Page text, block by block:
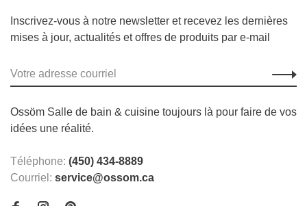
Inscrivez-vous à notre newsletter et recevez les dernières
mises à jour, actualités et offres de produits par e-mail
Ossöm Salle de bain & cuisine toujours là pour faire de vos
idées une réalité.
Téléphone: (450) 434-8889
Courriel: service@ossom.ca